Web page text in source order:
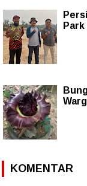
KOMENTAR